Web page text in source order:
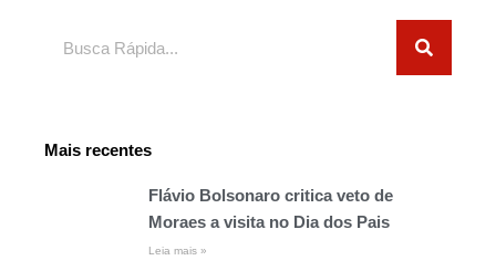
Mais recentes
Flávio Bolsonaro critica veto de
Moraes a visita no Dia dos Pais
Leia mais »